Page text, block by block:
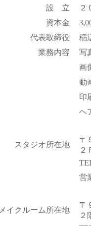
設 立
２
資本金
代表取締役
稲
業務内容
写
画
動
印
ヘ
スタジオ所在地
〒
２
営
メイクルーム所在地
〒
２